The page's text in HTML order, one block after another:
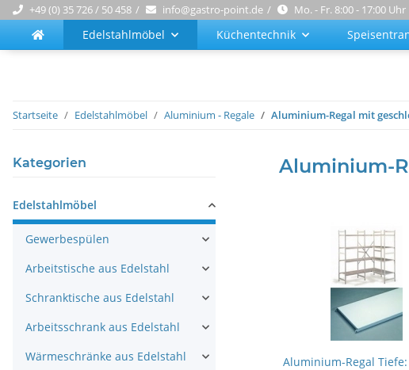
+49 (0) 35 726 / 50 458 info@gastro-point.de Mo. - Fr. 8:00 - 17:00 Uhr
Edelstahlmöbel Küchentechnik
Startseite Edelstahlmöbel Aluminium - Regale Aluminium-Regal mit
Aluminium-
Aluminium-Regal
Kategorien
Edelstahlmöbel
Gewerbespülen
Arbeitstische aus Edelstahl
Schranktische aus Edelstahl
Arbeitsschrank aus Edelstahl
Wärmeschränke aus Edelstahl